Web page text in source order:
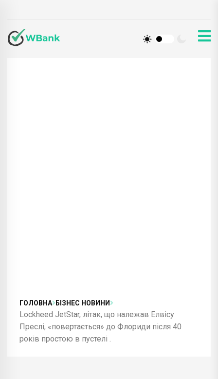
ГОЛОВНА БІЗНЕС НОВИНИ
Lockheed JetStar, літак, що належав Елвісу
Преслі, «повертається» до Флориди після 40
років простою в пустелі .